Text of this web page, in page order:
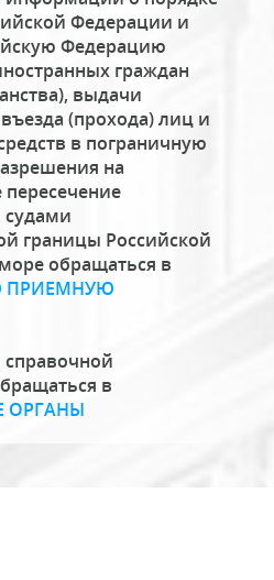
Федерации и
Федерацию
граждан
выдачи
(прохода) лиц и
в пограничную
на
пересечение
границы Российской
обращаться в
ПРИЕМНУЮ
в
ОРГАНЫ